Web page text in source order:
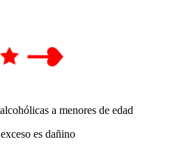
a menores de edad
es dañino